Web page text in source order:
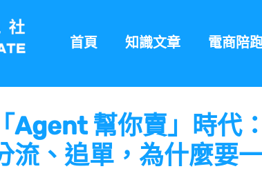
首頁 知識文章 電商陪
Agent 幫你賣」時代
流、追單，為什麼要